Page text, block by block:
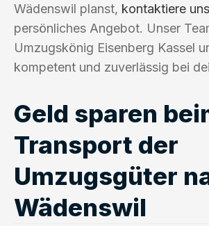
Wädenswil planst, kontaktiere uns
persönliches Angebot. Unser
Umzugskönig Eisenberg Kassel
kompetent und zuverlässig bei
Geld sparen
Transport der
Umzugsgüter
Wädenswil